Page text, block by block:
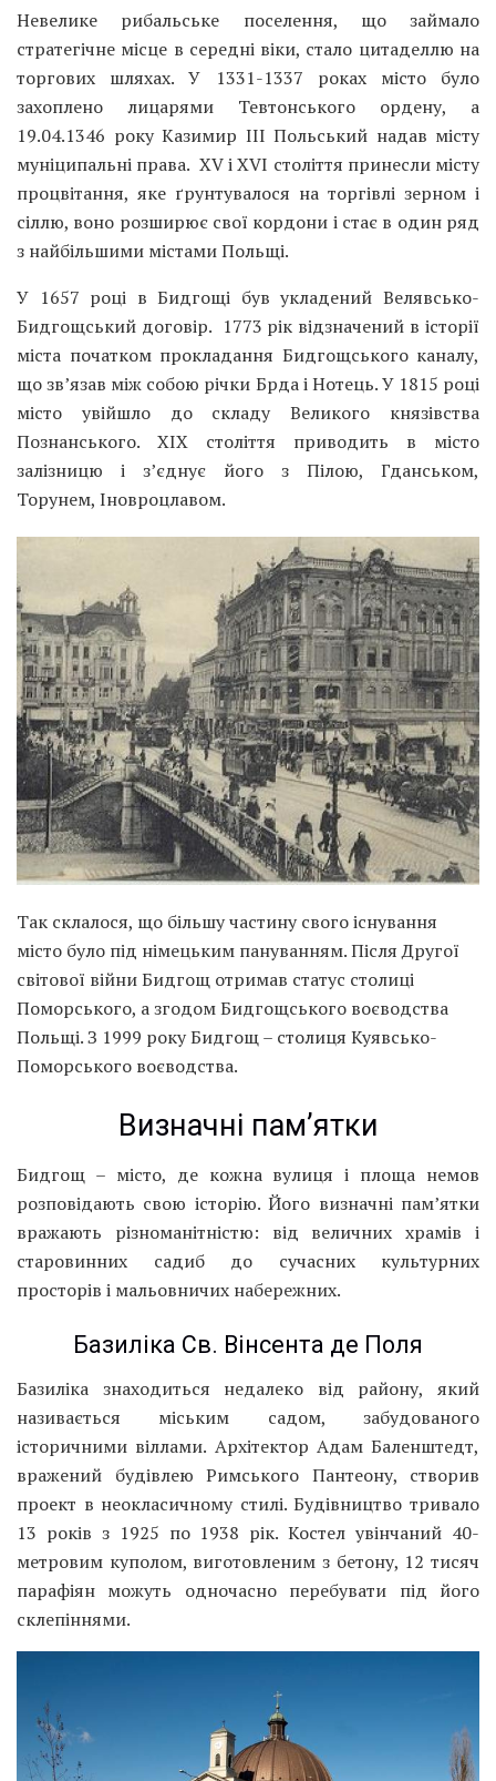
Невелике рибальське поселення, що займало
стратегічне місце в середні віки, стало цитаделлю на
торгових шляхах. У 1331-1337 роках місто було
захоплено лицарями Тевтонського ордену, а
19.04.1346 року Казимир III Польський надав місту
муніципальні права. XV і XVI століття принесли місту
процвітання, яке ґрунтувалося на торгівлі зерном і
сіллю, воно розширює свої кордони і стає в один ряд
з найбільшими містами Польщі.
У 1657 році в Бидгощі був укладений Велявсько-
Бидгощський договір. 1773 рік відзначений в історії
міста початком прокладання Бидгощського каналу,
що зв’язав між собою річки Брда і Нотець. У 1815 році
місто увійшло до складу Великого князівства
Познанського. XIX століття приводить в місто
залізницю і з’єднує його з Пілою, Гданськом,
Торунем, Іновроцлавом.
Так склалося, що більшу частину свого існування
місто було під німецьким пануванням. Після Другої
світової війни Бидгощ отримав статус столиці
Поморського, а згодом Бидгощського воєводства
Польщі. З 1999 року Бидгощ – столиця Куявсько-
Поморського воєводства.
Визначні пам’ятки
Бидгощ – місто, де кожна вулиця і площа немов
розповідають свою історію. Його визначні пам’ятки
вражають різноманітністю: від величних храмів і
старовинних садиб до сучасних культурних
просторів і мальовничих набережних.
Базиліка Св. Вінсента де Поля
Базиліка знаходиться недалеко від району, який
називається міським садом, забудованого
історичними віллами. Архітектор Адам Баленштедт,
вражений будівлею Римського Пантеону, створив
проект в неокласичному стилі. Будівництво тривало
13 років з 1925 по 1938 рік. Костел увінчаний 40-
метровим куполом, виготовленим з бетону, 12 тисяч
парафіян можуть одночасно перебувати під його
склепіннями.